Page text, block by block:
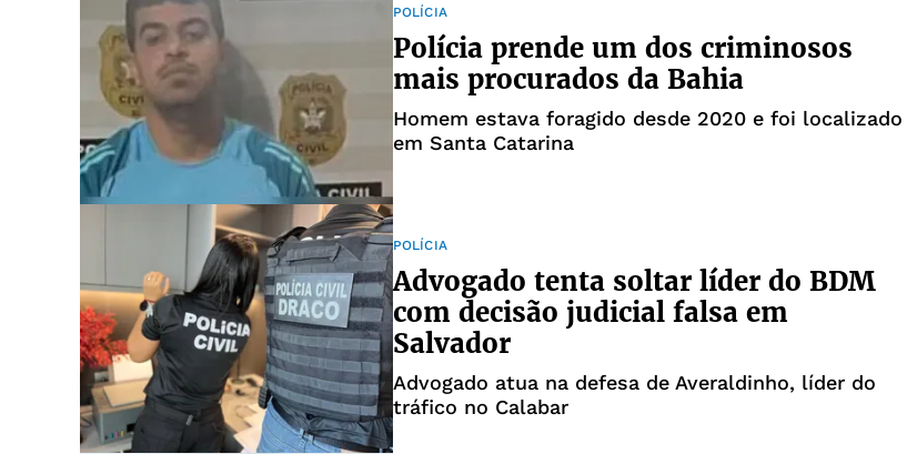
POLÍCIA
Polícia prende um dos criminosos
mais procurados da Bahia
Homem estava foragido desde 2020 e foi localizado
em Santa Catarina
POLÍCIA
Advogado tenta soltar líder do BDM
com decisão judicial falsa em
Salvador
Advogado atua na defesa de Averaldinho, líder do
tráfico no Calabar